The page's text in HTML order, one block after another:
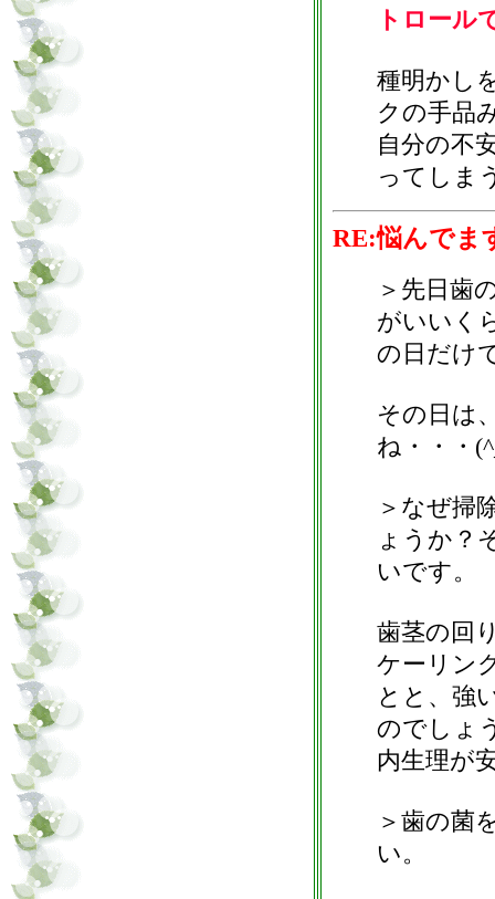
トロール
種明かし
クの手品
自分の不
ってしま
RE:悩んでま
＞先日歯
がいいく
の日だけ
その日は
ね・・・
＞なぜ掃
ょうか？
いです。
歯茎の回
ケーリン
とと、強
のでしょ
内生理が
＞歯の菌
い。